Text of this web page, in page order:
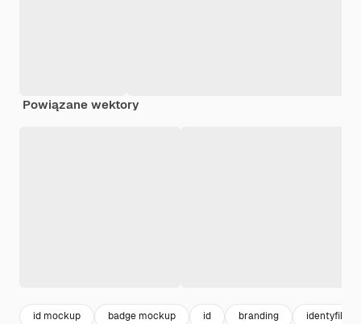
Powiązane wektory
id mockup badge mockup id branding